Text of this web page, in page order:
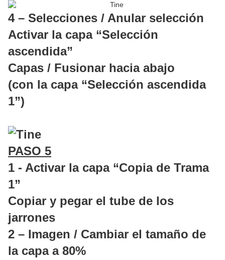
4 – Selecciones / Anular selección
Activar la capa “Selección
ascendida”
Capas / Fusionar hacia abajo
(con la capa “Selección ascendida
1”)
PASO 5
1 - Activar la capa “Copia de Trama
1”
Copiar y pegar el tube de los
jarrones
2 – Imagen / Cambiar el tamaño de
la capa a 80%